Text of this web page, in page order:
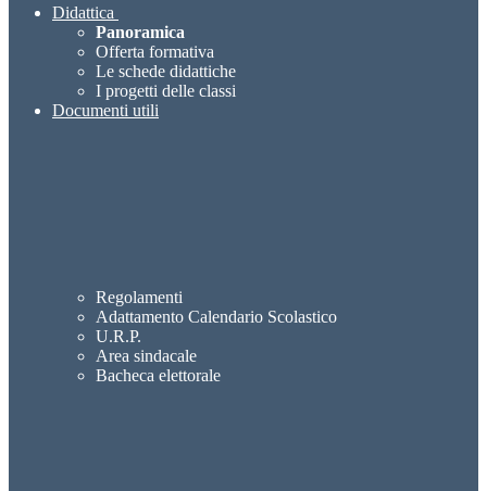
Didattica
Panoramica
Offerta formativa
Le schede didattiche
I progetti delle classi
Documenti utili
Regolamenti
Adattamento Calendario Scolastico
U.R.P.
Area sindacale
Bacheca elettorale